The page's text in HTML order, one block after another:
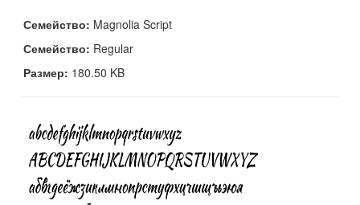
Семейство: Magnolia Script
Семейство: Regular
Размер: 180.50 KB